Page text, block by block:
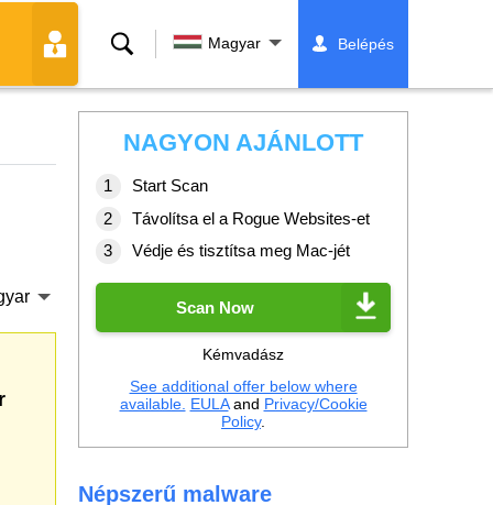
Keresés Magyar Belépés
NAGYON AJÁNLOTT
Start Scan
Távolítsa el a Rogue Websites-et
Védje és tisztítsa meg Mac-jét
Scan Now
Kémvadász
See additional offer below where
available. EULAand Privacy/Cookie
Policy.
Népszerű malware